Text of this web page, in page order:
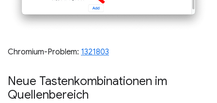
Chromium-Problem: 1321803
Neue Tastenkombinationen im
Quellenbereich